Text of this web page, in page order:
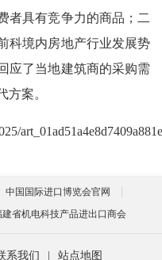
者具有竞争力的商品；二
科境内房地产行业发展势
应了当地建筑商的采购需
方案。
中国国际进口博览会官网
建省机电科技产品进出口商会
系我们 站点地图